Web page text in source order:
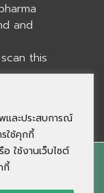
และประสบการณ์
ใช้คุกกี้
ใช้งานเว็บไซต์
กี้
and
this